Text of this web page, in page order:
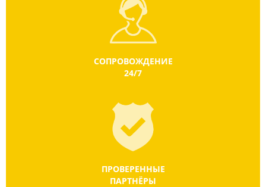
СОПРОВОЖДЕНИЕ
24/7
ПРОВЕРЕННЫЕ
ПАРТНЁРЫ